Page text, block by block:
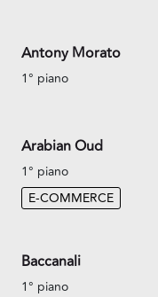
Antony Morato
1° piano
Arabian Oud
1° piano
E-COMMERCE
Baccanali
1° piano